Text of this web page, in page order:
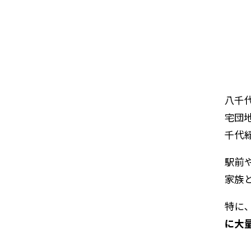
八千
宅団
千代
駅前
家族
特に
に大